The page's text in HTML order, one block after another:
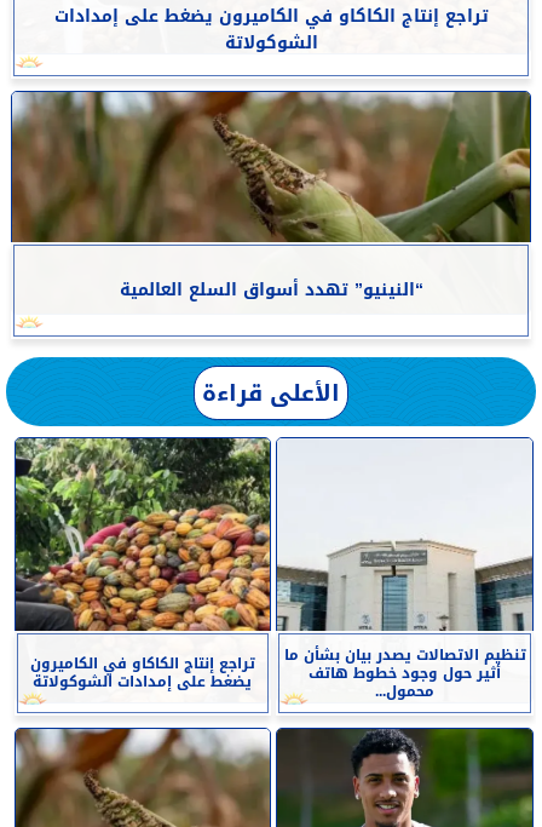
تراجع إنتاج الكاكاو في الكاميرون يضغط على إمدادات
الشوكولاتة
“النينيو” تهدد أسواق السلع العالمية
الأعلى قراءة
تنظيم الاتصالات يصدر بيان بشأن ما
أثير حول وجود خطوط هاتف
محمول...
تراجع إنتاج الكاكاو في الكاميرون
يضغط على إمدادات الشوكولاتة